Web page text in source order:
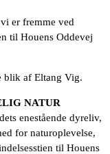
er fremme ved
til Houens Oddevej
blik af Eltang Vig.
NATUR
enestående dyreliv,
for naturoplevelse,
til Houens